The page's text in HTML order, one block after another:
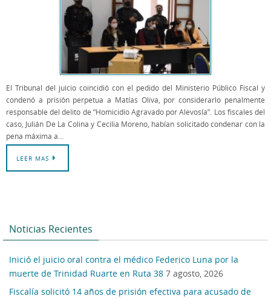
El Tribunal del juicio coincidió con el pedido del Ministerio Público Fiscal y
condenó a prisión perpetua a Matías Oliva, por considerarlo penalmente
responsable del delito de “Homicidio Agravado por Alevosía”. Los fiscales del
caso, Julián De La Colina y Cecilia Moreno, habían solicitado condenar con la
pena máxima a…
LEER MAS
Noticias Recientes
Inició el juicio oral contra el médico Federico Luna por la
muerte de Trinidad Ruarte en Ruta 38 7 agosto, 2026
Fiscalía solicitó 14 años de prisión efectiva para acusado de